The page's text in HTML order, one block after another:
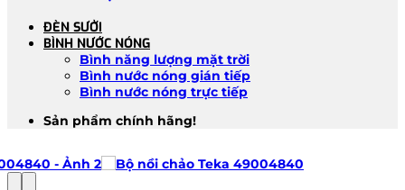
ĐÈN SƯỞI
BÌNH NƯỚC NÓNG
Bình năng lượng mặt trời
Bình nước nóng gián tiếp
Bình nước nóng trực tiếp
Sản phẩm chính hãng!